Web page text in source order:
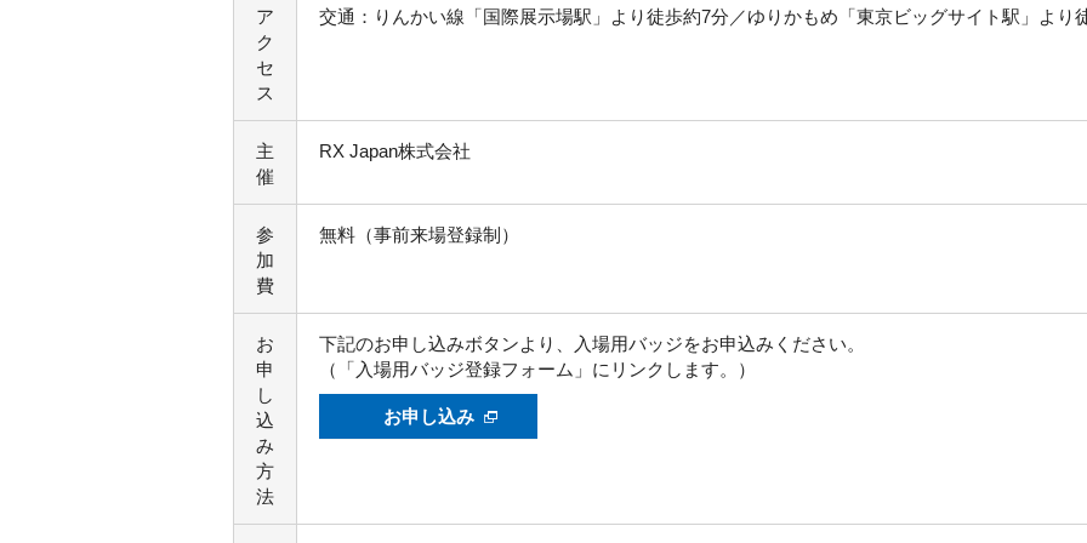
ア
ク
セ
ス
交通：りんかい線「国際展示場駅」より徒歩約7分／ゆりかもめ「東京ビッグサイト駅」より
主
催
RX Japan株式会社
参
加
費
無料（事前来場登録制）
お
申
し
込
み
方
法
下記のお申し込みボタンより、入場用バッジをお申込みください。
（「入場用バッジ登録フォーム」にリンクします。）
お申し込み